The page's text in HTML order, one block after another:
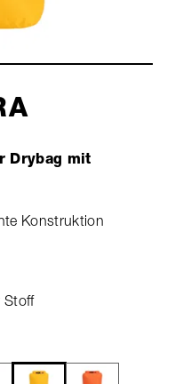
Drybag mit
Konstruktion
Stoff